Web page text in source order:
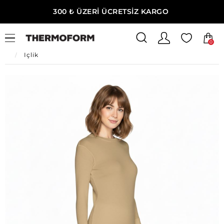
300 ₺ ÜZERİ ÜCRETSİZ KARGO
0
Ana Sayfa
Kadın Termal İçlik & Tayt
İçlik